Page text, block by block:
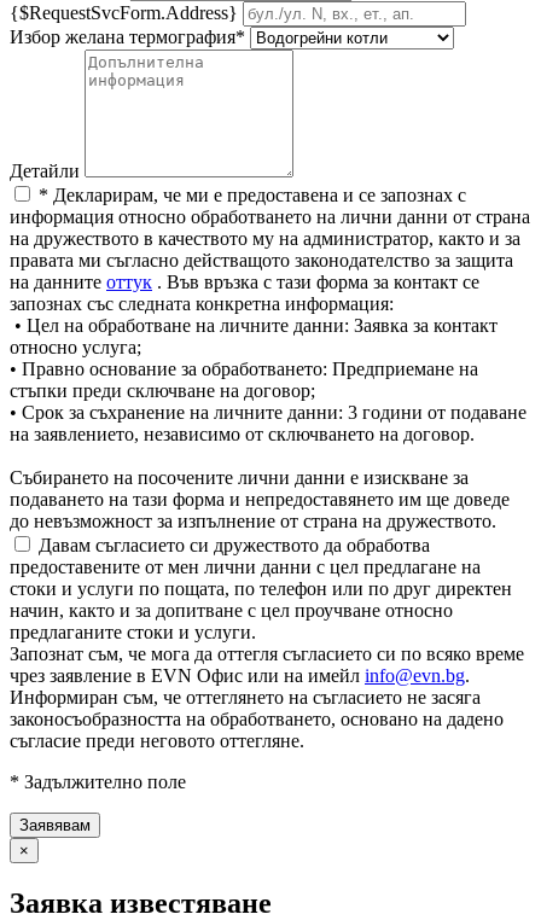
{$RequestSvcForm.Address}
Избор желана термография*
Детайли
* Декларирам, че ми е предоставена и се запознах с
информация относно обработването на лични данни от страна
на дружеството в качеството му на администратор, както и за
правата ми съгласно действащото законодателство за защита
на данните оттук . Във връзка с тази форма за контакт се
запознах със следната конкретна информация:
• Цел на обработване на личните данни: Заявка за контакт
относно услуга;
• Правно основание за обработването: Предприемане на
стъпки преди сключване на договор;
• Срок за съхранение на личните данни: 3 години от подаване
на заявлението, независимо от сключването на договор.
Събирането на посочените лични данни е изискване за
подаването на тази форма и непредоставянето им ще доведе
до невъзможност за изпълнение от страна на дружеството.
Давам съгласието си дружеството да обработва
предоставените от мен лични данни с цел предлагане на
стоки и услуги по пощата, по телефон или по друг директен
начин, както и за допитване с цел проучване относно
предлаганите стоки и услуги.
Запознат съм, че мога да оттегля съгласието си по всяко време
чрез заявление в EVN Офис или на имейл info@evn.bg.
Информиран съм, че оттеглянето на съгласието не засяга
законосъобразността на обработването, основано на дадено
съгласие преди неговото оттегляне.
* Задължително поле
×
Заявка известяване